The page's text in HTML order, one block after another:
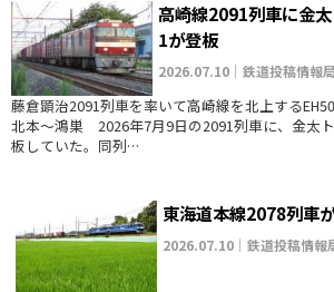
高崎線2091列車に金
1が登板
2026.07.10｜鉄道投稿情報局
藤倉顕治2091列車を率いて高崎線を北上する
北本～鴻巣 2026年7月9日の2091列車に、金太
板していた。同列…
東海道本線2078列車
2026.07.10｜鉄道投稿情報